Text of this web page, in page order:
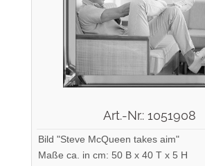
Art.-Nr.: 1051908
Bild "Steve McQueen takes aim"
Maße ca. in cm: 50 B x 40 T x 5 H